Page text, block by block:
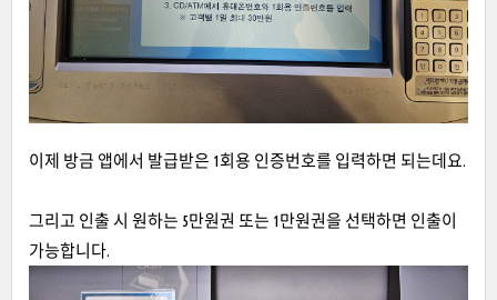
이제 방금 앱에서 발급받은 1회용 인증번호를 입력하면 되는데요.
그리고 인출 시 원하는 5만원권 또는 1만원권을 선택하면 인출이
가능합니다.